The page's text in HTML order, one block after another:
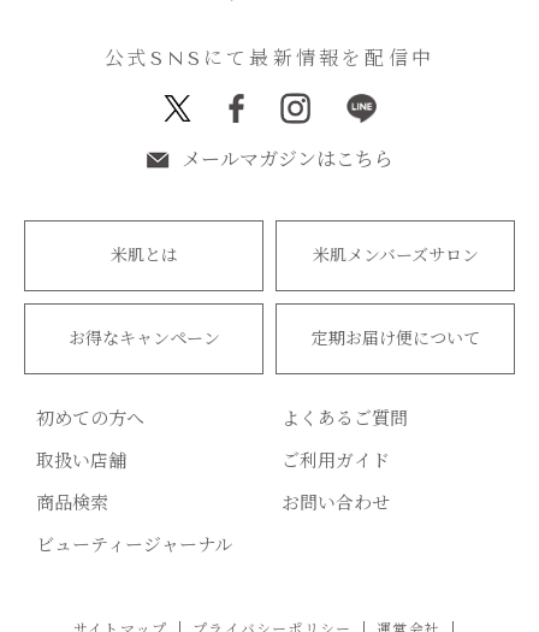
公式SNSにて最新情報を配信中
メールマガジンはこちら
米肌とは 米肌メンバーズサロン
お得なキャンペーン 定期お届け便について
初めての方へ
よくあるご質問
取扱い店舗
ご利用ガイド
商品検索
お問い合わせ
ビューティージャーナル